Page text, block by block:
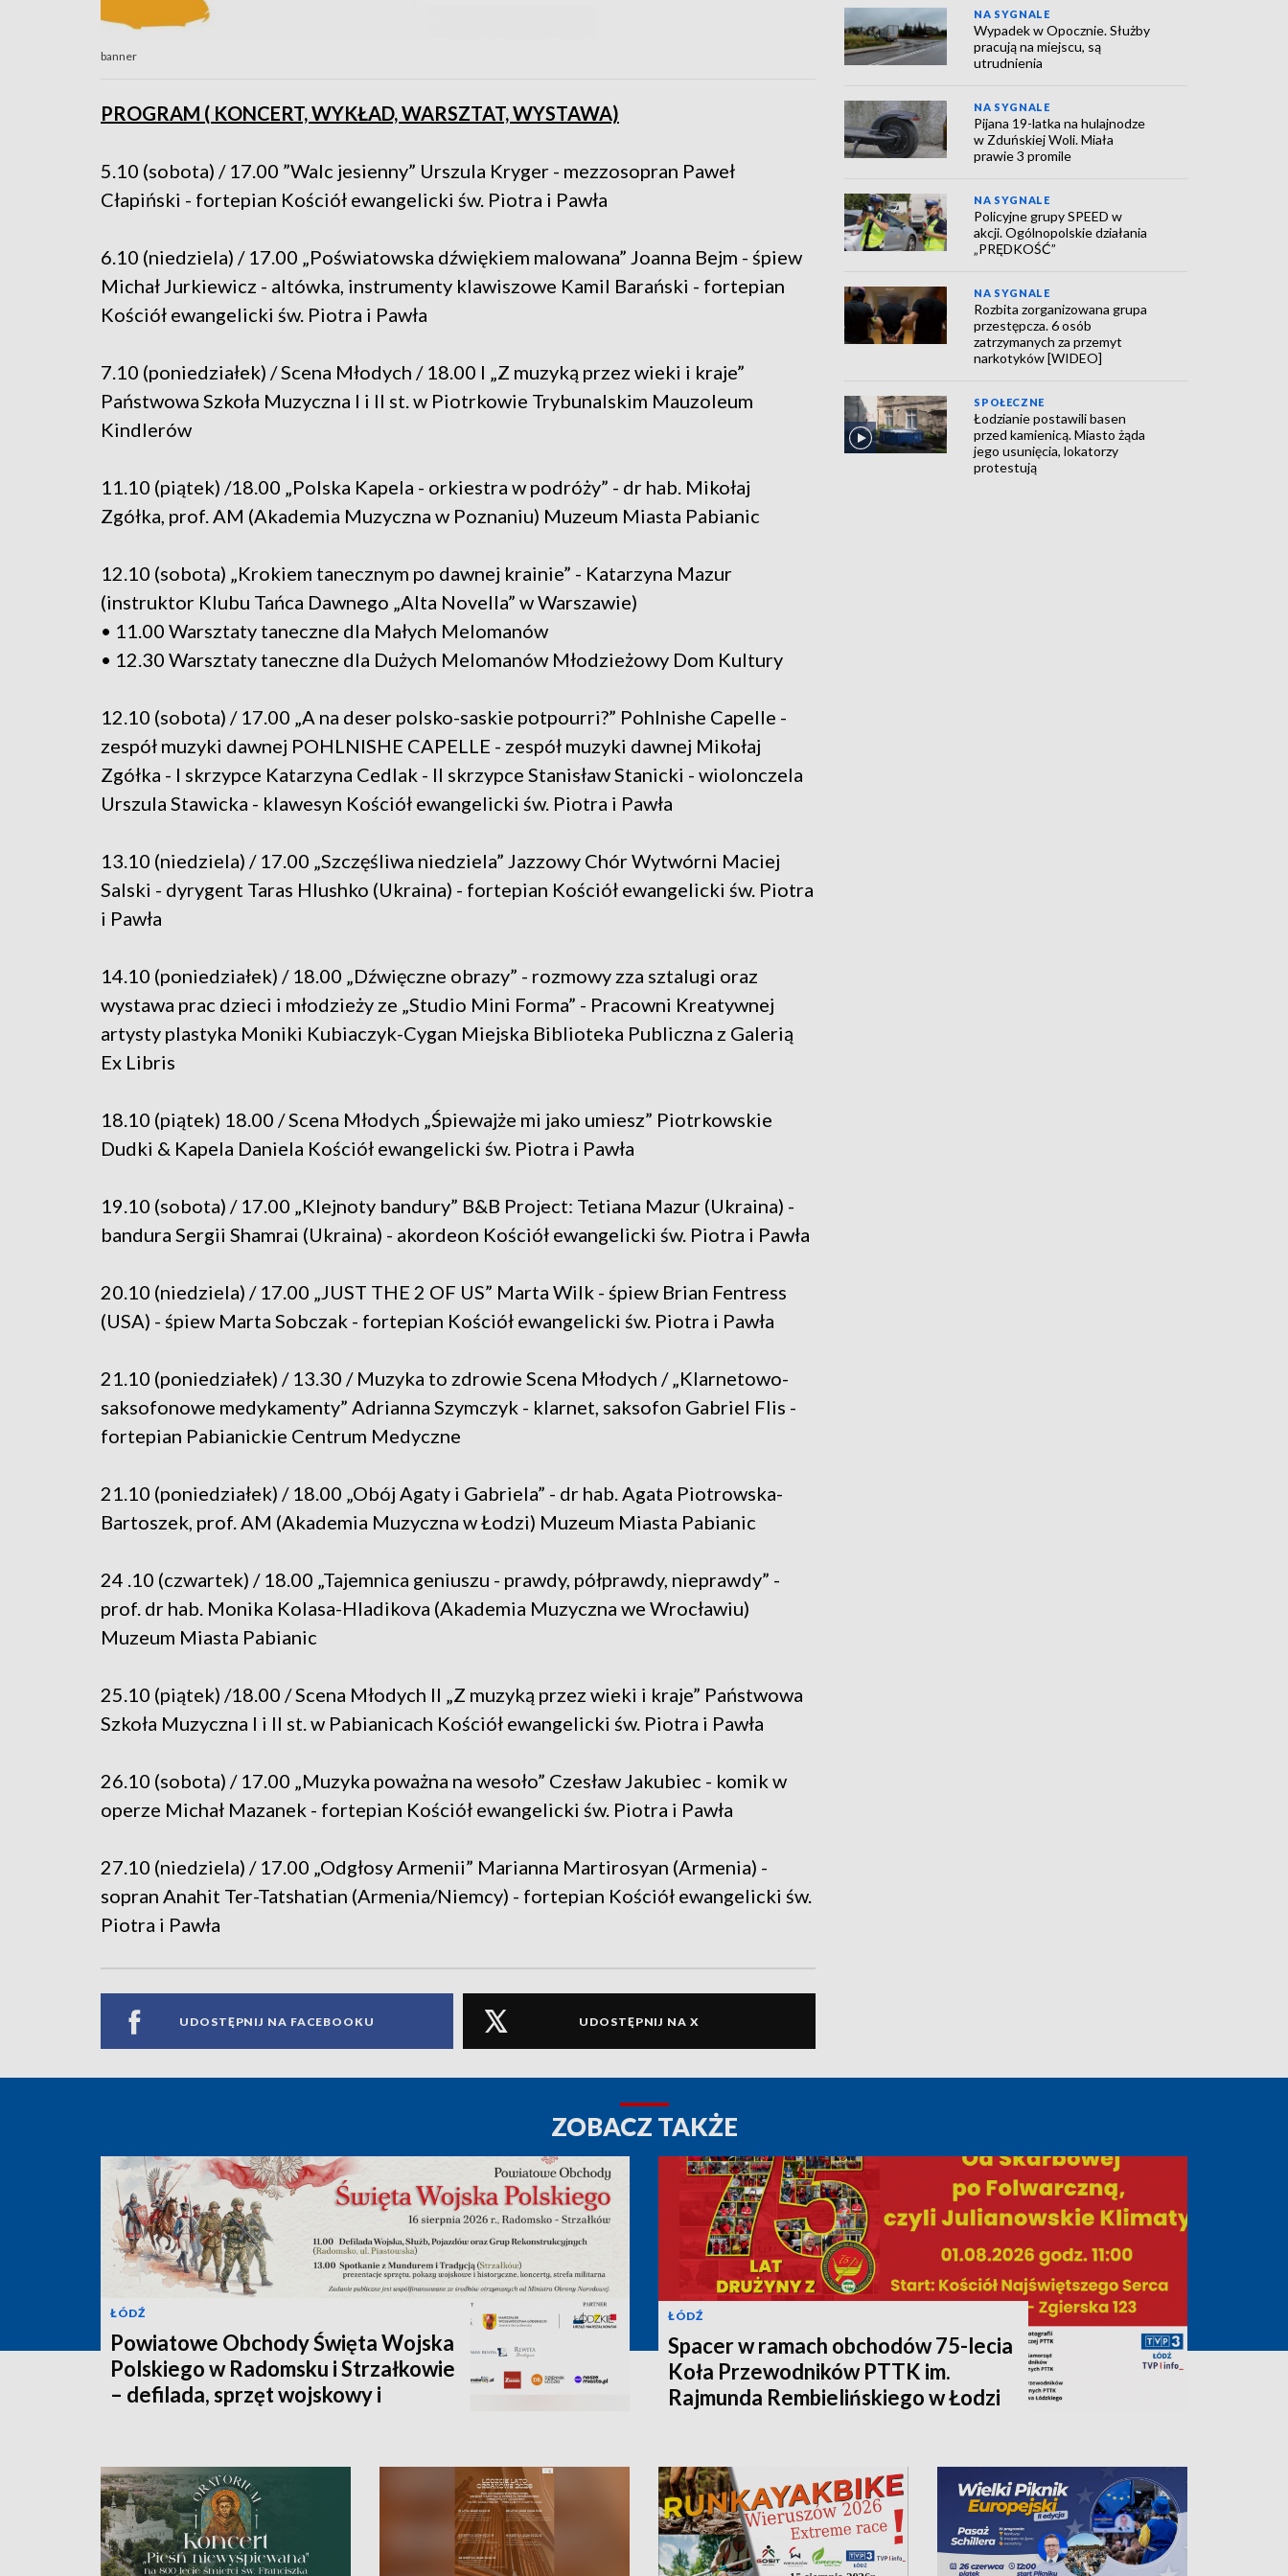
banner
PROGRAM ( KONCERT, WYKŁAD, WARSZTAT, WYSTAWA)
5.10 (sobota) / 17.00 ”Walc jesienny” Urszula Kryger - mezzosopran Paweł
Cłapiński - fortepian Kościół ewangelicki św. Piotra i Pawła
6.10 (niedziela) / 17.00 „Poświatowska dźwiękiem malowana” Joanna Bejm - śpiew
Michał Jurkiewicz - altówka, instrumenty klawiszowe Kamil Barański - fortepian
Kościół ewangelicki św. Piotra i Pawła
7.10 (poniedziałek) / Scena Młodych / 18.00 I „Z muzyką przez wieki i kraje”
Państwowa Szkoła Muzyczna I i II st. w Piotrkowie Trybunalskim Mauzoleum
Kindlerów
11.10 (piątek) /18.00 „Polska Kapela - orkiestra w podróży” - dr hab. Mikołaj
Zgółka, prof. AM (Akademia Muzyczna w Poznaniu) Muzeum Miasta Pabianic
12.10 (sobota) „Krokiem tanecznym po dawnej krainie” - Katarzyna Mazur
(instruktor Klubu Tańca Dawnego „Alta Novella” w Warszawie)
• 11.00 Warsztaty taneczne dla Małych Melomanów
• 12.30 Warsztaty taneczne dla Dużych Melomanów Młodzieżowy Dom Kultury
12.10 (sobota) / 17.00 „A na deser polsko-saskie potpourri?” Pohlnishe Capelle -
zespół muzyki dawnej POHLNISHE CAPELLE - zespół muzyki dawnej Mikołaj
Zgółka - I skrzypce Katarzyna Cedlak - II skrzypce Stanisław Stanicki - wiolonczela
Urszula Stawicka - klawesyn Kościół ewangelicki św. Piotra i Pawła
13.10 (niedziela) / 17.00 „Szczęśliwa niedziela” Jazzowy Chór Wytwórni Maciej
Salski - dyrygent Taras Hlushko (Ukraina) - fortepian Kościół ewangelicki św. Piotra
i Pawła
14.10 (poniedziałek) / 18.00 „Dźwięczne obrazy” - rozmowy zza sztalugi oraz
wystawa prac dzieci i młodzieży ze „Studio Mini Forma” - Pracowni Kreatywnej
artysty plastyka Moniki Kubiaczyk-Cygan Miejska Biblioteka Publiczna z Galerią
Ex Libris
18.10 (piątek) 18.00 / Scena Młodych „Śpiewajże mi jako umiesz” Piotrkowskie
Dudki & Kapela Daniela Kościół ewangelicki św. Piotra i Pawła
19.10 (sobota) / 17.00 „Klejnoty bandury” B&B Project: Tetiana Mazur (Ukraina) -
bandura Sergii Shamrai (Ukraina) - akordeon Kościół ewangelicki św. Piotra i Pawła
20.10 (niedziela) / 17.00 „JUST THE 2 OF US” Marta Wilk - śpiew Brian Fentress
(USA) - śpiew Marta Sobczak - fortepian Kościół ewangelicki św. Piotra i Pawła
21.10 (poniedziałek) / 13.30 / Muzyka to zdrowie Scena Młodych / „Klarnetowo-
saksofonowe medykamenty” Adrianna Szymczyk - klarnet, saksofon Gabriel Flis -
fortepian Pabianickie Centrum Medyczne
21.10 (poniedziałek) / 18.00 „Obój Agaty i Gabriela” - dr hab. Agata Piotrowska-
Bartoszek, prof. AM (Akademia Muzyczna w Łodzi) Muzeum Miasta Pabianic
24 .10 (czwartek) / 18.00 „Tajemnica geniuszu - prawdy, półprawdy, nieprawdy” -
prof. dr hab. Monika Kolasa-Hladikova (Akademia Muzyczna we Wrocławiu)
Muzeum Miasta Pabianic
25.10 (piątek) /18.00 / Scena Młodych II „Z muzyką przez wieki i kraje” Państwowa
Szkoła Muzyczna I i II st. w Pabianicach Kościół ewangelicki św. Piotra i Pawła
26.10 (sobota) / 17.00 „Muzyka poważna na wesoło” Czesław Jakubiec - komik w
operze Michał Mazanek - fortepian Kościół ewangelicki św. Piotra i Pawła
27.10 (niedziela) / 17.00 „Odgłosy Armenii” Marianna Martirosyan (Armenia) -
sopran Anahit Ter-Tatshatian (Armenia/Niemcy) - fortepian Kościół ewangelicki św.
Piotra i Pawła
UDOSTĘPNIJ NA FACEBOOKU UDOSTĘPNIJ NA X
NA SYGNALE
Wypadek w Opocznie. Służby
pracują na miejscu, są
utrudnienia
NA SYGNALE
Pijana 19-latka na hulajnodze
w Zduńskiej Woli. Miała
prawie 3 promile
NA SYGNALE
Policyjne grupy SPEED w
akcji. Ogólnopolskie działania
„PRĘDKOŚĆ”
NA SYGNALE
Rozbita zorganizowana grupa
przestępcza. 6 osób
zatrzymanych za przemyt
narkotyków [WIDEO]
SPOŁECZNE
Łodzianie postawili basen
przed kamienicą. Miasto żąda
jego usunięcia, lokatorzy
protestują
ZOBACZ TAKŻE
ŁÓDŹ
Powiatowe Obchody Święta Wojska
Polskiego w Radomsku i Strzałkowie
– defilada, sprzęt wojskowy i
ŁÓDŹ
Spacer w ramach obchodów 75-lecia
Koła Przewodników PTTK im.
Rajmunda Rembielińskiego w Łodzi